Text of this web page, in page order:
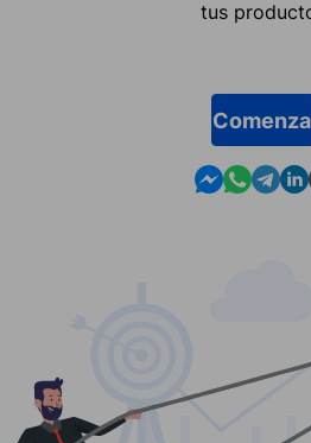
tus
Contact us
Contact